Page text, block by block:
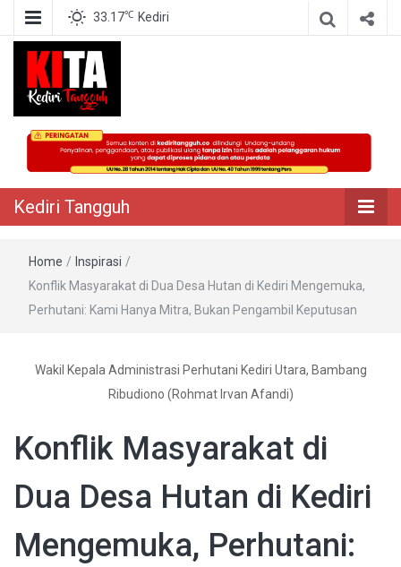
33.17℃ Kediri
Kediri Tangguh
Berita Akurat Terpercaya
Kediri Tangguh
Home / Inspirasi /
Konflik Masyarakat di Dua Desa Hutan di Kediri Mengemuka,
Perhutani: Kami Hanya Mitra, Bukan Pengambil Keputusan
Wakil Kepala Administrasi Perhutani Kediri Utara, Bambang
Ribudiono (Rohmat Irvan Afandi)
Konflik Masyarakat di
Dua Desa Hutan di Kediri
Mengemuka, Perhutani: